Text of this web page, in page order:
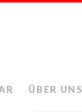
ÜBER UNS